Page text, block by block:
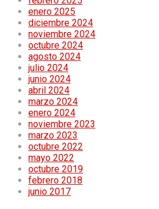
enero 2025
diciembre 2024
noviembre 2024
octubre 2024
agosto 2024
julio 2024
junio 2024
abril 2024
marzo 2024
enero 2024
noviembre 2023
marzo 2023
octubre 2022
mayo 2022
octubre 2019
febrero 2018
junio 2017